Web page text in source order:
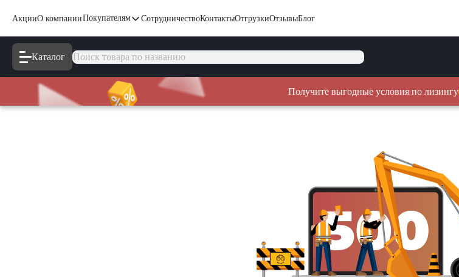
АкцииО компанииПокупателям СотрудничествоКонтактыОтгрузкиОтзывыБлог
Каталог
Получите выгодные условия по лизингу